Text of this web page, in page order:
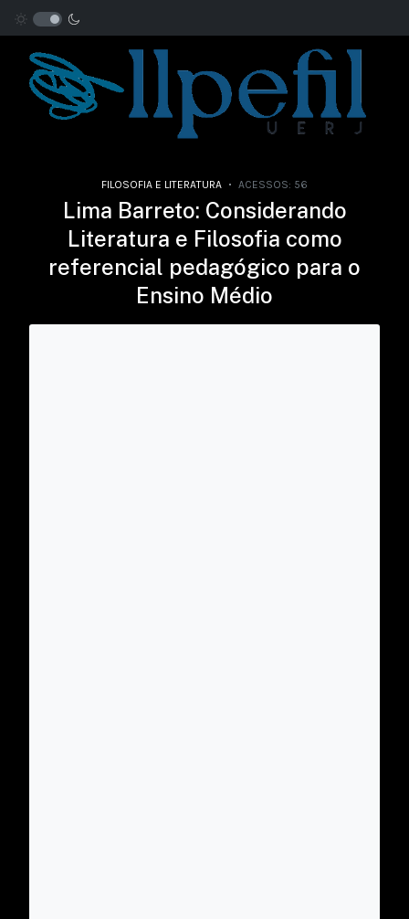
FILOSOFIA E LITERATURA ACESSOS: 56
Lima Barreto: Considerando
Literatura e Filosofia como
referencial pedagógico para o
Ensino Médio